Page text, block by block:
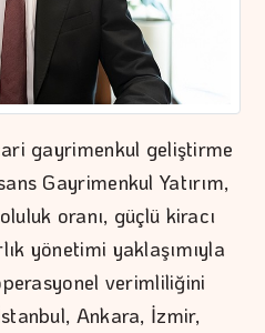
gayrimenkul geliştirme
Gayrimenkul Yatırım,
oranı, güçlü kiracı
yönetimi yaklaşımıyla
verimliliğini
Ankara, İzmir,